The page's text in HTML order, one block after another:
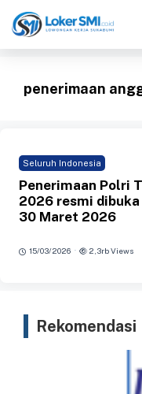
ke
penerimaan
Seluruh Indonesia
Penerimaan Polri
2026 resmi
30 Maret 2026
15/03/2026 · 2,3rb Views
Rekomendasi